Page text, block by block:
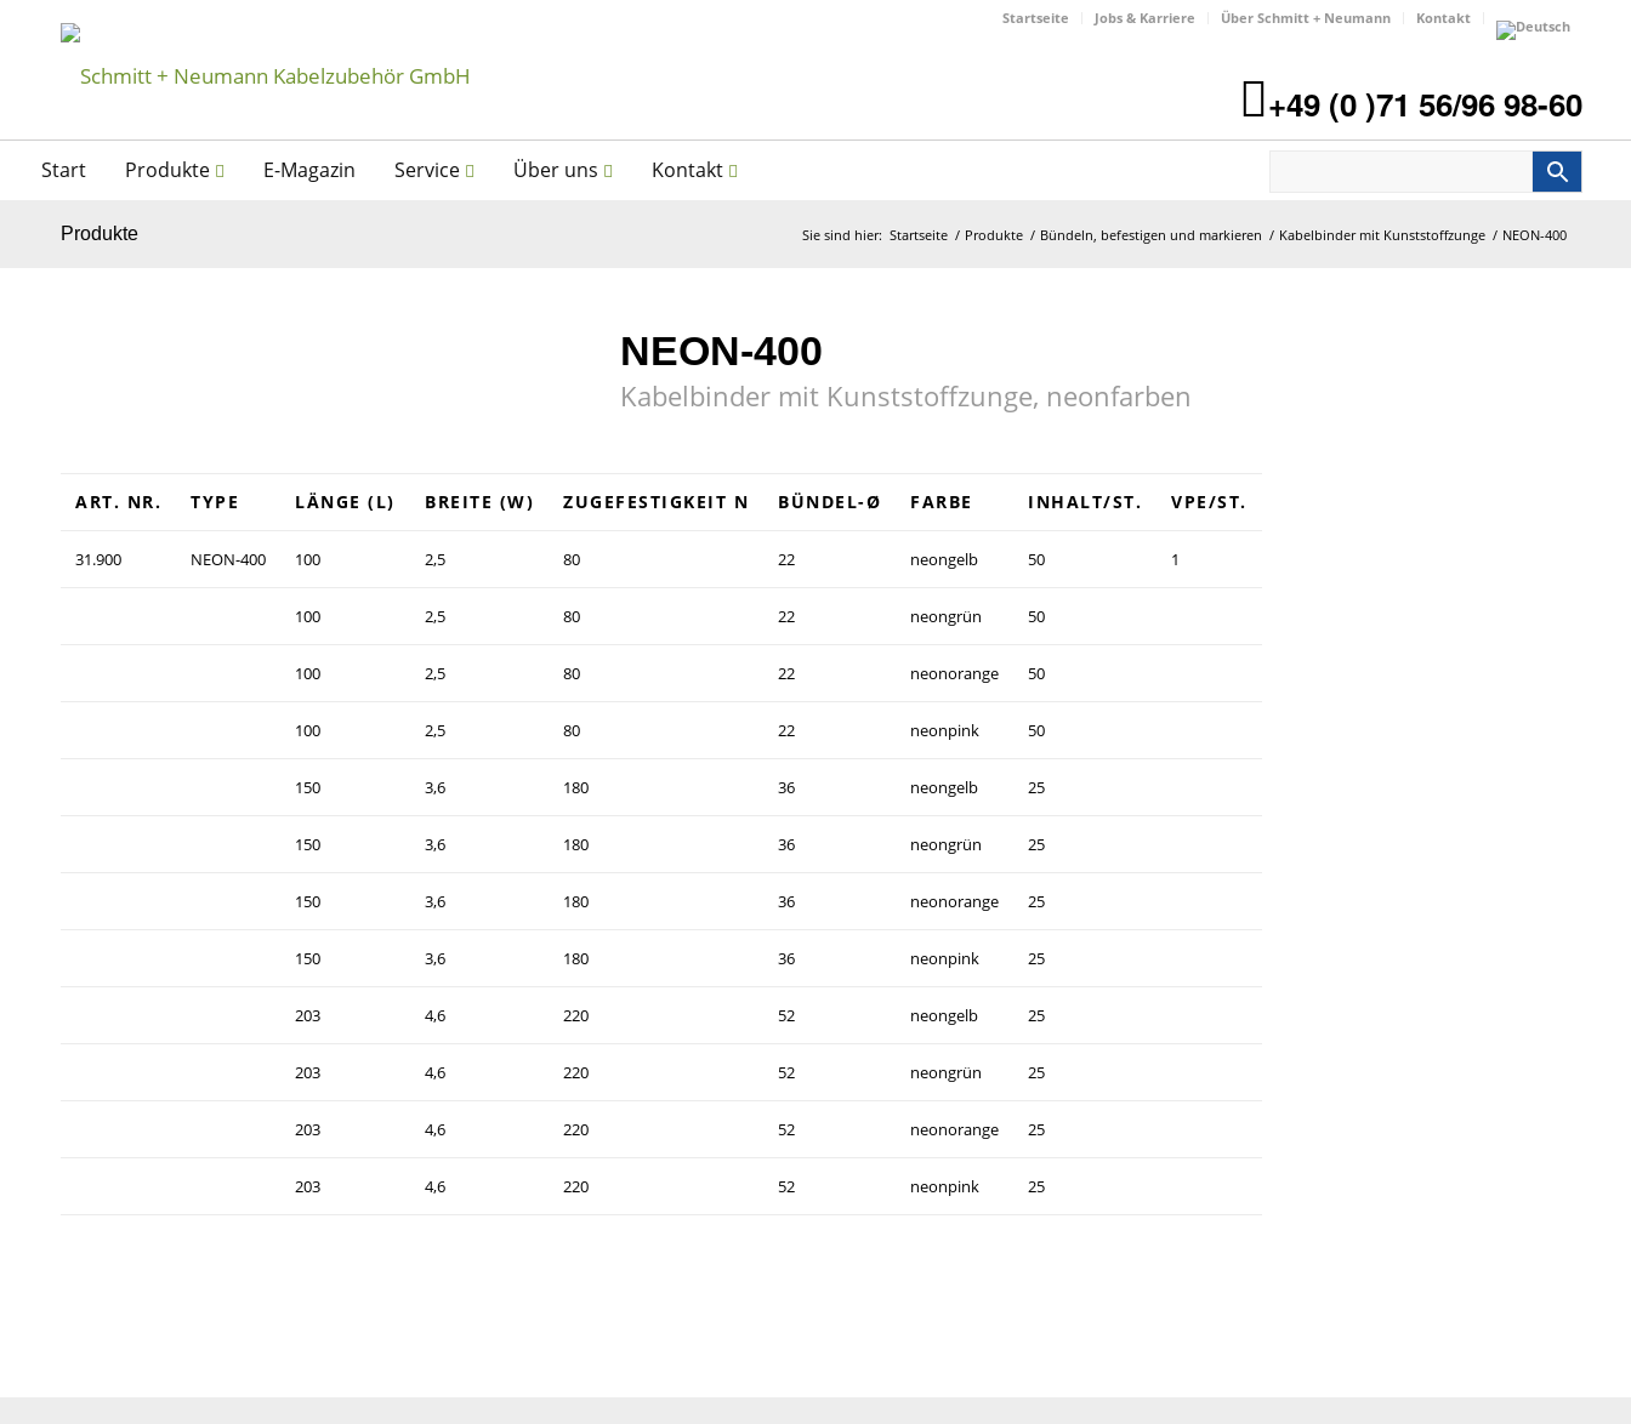
Startseite Jobs & Karriere Über Schmitt + Neumann Kontakt
+49 (0 )71 56/96 98-60
Start Produkte E-Magazin Service Über uns Kontakt
Produkte Sie sind hier: Startseite / Produkte / Bündeln, befestigen und markieren / Kabelbinder mit Kunststoffzunge / NEON-400
NEON-400
Kabelbinder mit Kunststoffzunge, neonfarben
ART. NR. TYPE LÄNGE (L) BREITE (W) ZUGEFESTIGKEIT N BÜNDEL-Ø FARBE INHALT/ST. VPE/ST.
31.900 NEON-400 100 2,5 80 22 neongelb 50 1
100 2,5 80 22 neongrün 50
100 2,5 80 22 neonorange 50
100 2,5 80 22 neonpink 50
150 3,6 180 36 neongelb 25
150 3,6 180 36 neongrün 25
150 3,6 180 36 neonorange 25
150 3,6 180 36 neonpink 25
203 4,6 220 52 neongelb 25
203 4,6 220 52 neongrün 25
203 4,6 220 52 neonorange 25
203 4,6 220 52 neonpink 25